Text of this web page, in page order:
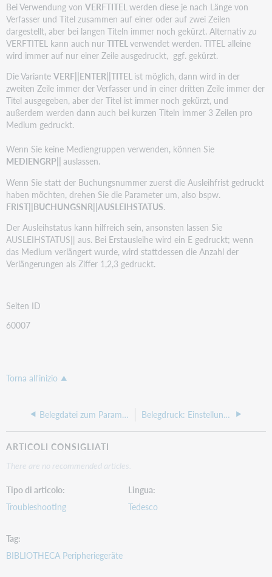
Bei Verwendung vonVERFTITELwerden diese je nach Länge von
Verfasser und Titel zusammen auf einer oder auf zwei Zeilen
dargestellt, aber bei langen Titeln immer noch gekürzt. Alternativ zu
VERFTITEL kann auch nurTITELverwendet werden. TITEL alleine
wird immer auf nur einer Zeile ausgedruckt, ggf. gekürzt.
Die VarianteVERF||ENTER||TITEL ist möglich, dann wird in der
zweiten Zeile immer der Verfasser und in einer dritten Zeile immer der
Titel ausgegeben, aber der Titel ist immer noch gekürzt, und
außerdem werden dann auch bei kurzen Titeln immer 3 Zeilen pro
Medium gedruckt.
Wenn Sie keine Mediengruppen verwenden, können Sie
MEDIENGRP||auslassen.
Wenn Sie statt der Buchungsnummer zuerst die Ausleihfrist gedruckt
haben möchten, drehen Sie die Parameter um, also bspw.
FRIST||BUCHUNGSNR||AUSLEIHSTATUS.
Der Ausleihstatus kann hilfreich sein, ansonsten lassen Sie
AUSLEIHSTATUS|| aus. Bei Erstausleihe wird ein E gedruckt; wenn
das Medium verlängert wurde, wird stattdessen die Anzahl der
Verlängerungen als Ziffer 1,2,3 gedruckt.
Seiten ID
60007
Torna all'inizio
Belegdatei zum Parameter BelegTabellenFelderZ Belegdruck: Einstellungen Schriftgröße - Hosting
ARTICOLI CONSIGLIATI
There are no recommended articles.
Tipo di articolo
Troubleshooting
Lingua
Tedesco
Tag
BIBLIOTHECA Peripheriegeräte